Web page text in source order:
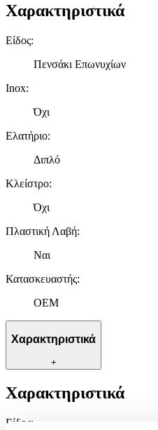
Χαρακτηριστικά
Είδος:
Πενσάκι Επωνυχίων
Inox:
Όχι
Ελατήριο:
Διπλό
Κλείστρο:
Όχι
Πλαστική Λαβή:
Ναι
Κατασκευαστής:
OEM
Χαρακτηριστικά
+
Χαρακτηριστικά
Είδος: